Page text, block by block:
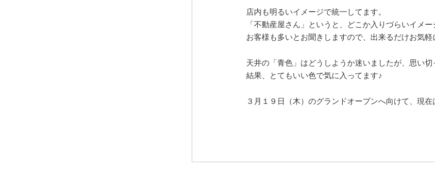
店内も明るいイメージで統一してます。
「不動産屋さん」というと、どこか入りづらいイメ
お客様も多いとお聞きしますので、出来るだけお気
天井の「青色」はどうしようか迷いましたが、思い
結果、とてもいい色で気に入ってます♪
３月１９日（木）のグランドオープンへ向けて、現